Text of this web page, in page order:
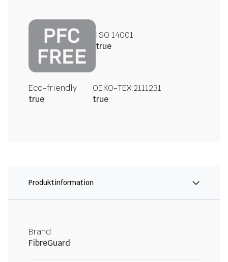
ISO 14001
true
Eco-friendly
true
OEKO-TEX 2111231
true
Produktinformation
Brand
FibreGuard